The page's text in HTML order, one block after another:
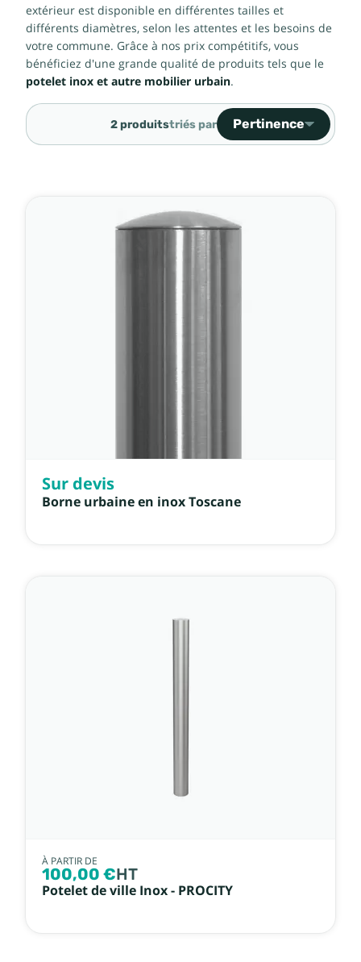
extérieur est disponible en différentes tailles et
différents diamètres, selon les attentes et les besoins de
votre commune. Grâce à nos prix compétitifs, vous
bénéficiez d'une grande qualité de produits tels que le
potelet inox et autre mobilier urbain.
2 produitstriés par Pertinence
Sur devis
Borne urbaine en inox Toscane
À PARTIR DE
100,00 €HT
Potelet de ville Inox - PROCITY